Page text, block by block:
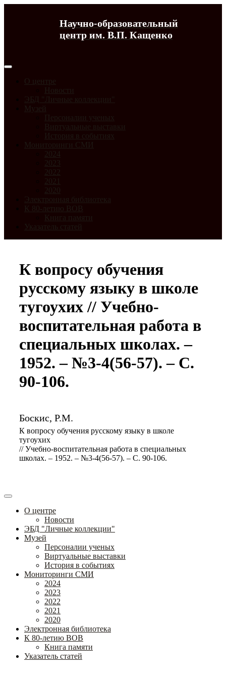
Научно-образовательный
центр им. В.П. Кащенко
О центре
Новости
ЭБД "Личные коллекции"
Музей
Персоналии ученых
Виртуальные выставки
История в событиях
Мониторинги СМИ
2024
2023
2022
2021
2020
Электронная библиотека
К 80-летию ВОВ
Книга памяти
Указатель статей
К вопросу обучения
русскому языку в школе
тугоухих // Учебно-
воспитательная работа в
специальных школах. –
1952. – №3-4(56-57). – С.
90-106.
Боскис, Р.М.
К вопросу обучения русскому языку в школе
тугоухих
// Учебно-воспитательная работа в специальных
школах. – 1952. – №3-4(56-57). – С. 90-106.
О центре
Новости
ЭБД "Личные коллекции"
Музей
Персоналии ученых
Виртуальные выставки
История в событиях
Мониторинги СМИ
2024
2023
2022
2021
2020
Электронная библиотека
К 80-летию ВОВ
Книга памяти
Указатель статей